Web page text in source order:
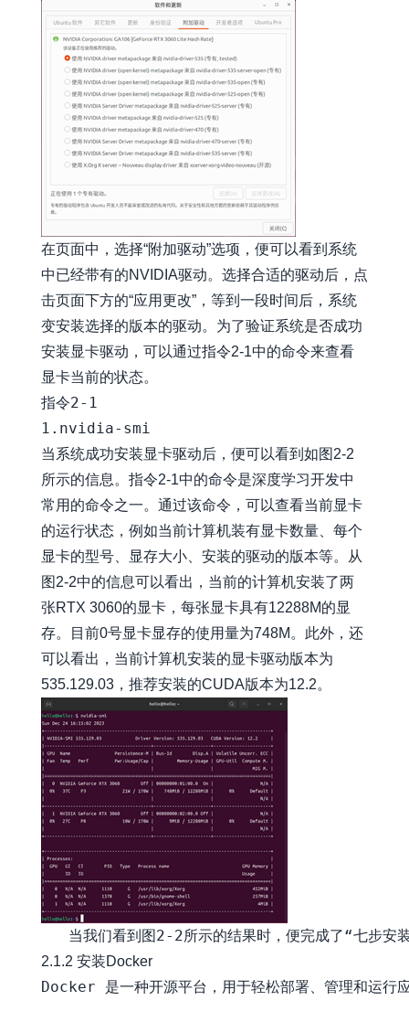
在页面中，选择“附加驱动”选项，便可以看到系统
中已经带有的NVIDIA驱动。选择合适的驱动后，点
击页面下方的“应用更改”，等到一段时间后，系统
变安装选择的版本的驱动。为了验证系统是否成功
安装显卡驱动，可以通过指令2-1中的命令来查看
显卡当前的状态。
指令2-1
当系统成功安装显卡驱动后，便可以看到如图2-2
所示的信息。指令2-1中的命令是深度学习开发中
常用的命令之一。通过该命令，可以查看当前显卡
的运行状态，例如当前计算机装有显卡数量、每个
显卡的型号、显存大小、安装的驱动的版本等。从
图2-2中的信息可以看出，当前的计算机安装了两
张RTX 3060的显卡，每张显卡具有12288M的显
存。目前0号显卡显存的使用量为748M。此外，还
可以看出，当前计算机安装的显卡驱动版本为
535.129.03，推荐安装的CUDA版本为12.2。
2.1.2 安装Docker
Docker 是一种开源平台，用于轻松部署、管理和运行